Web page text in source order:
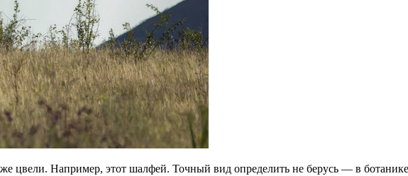
цвели. Например, этот шалфей. Точный вид определить не берусь — в